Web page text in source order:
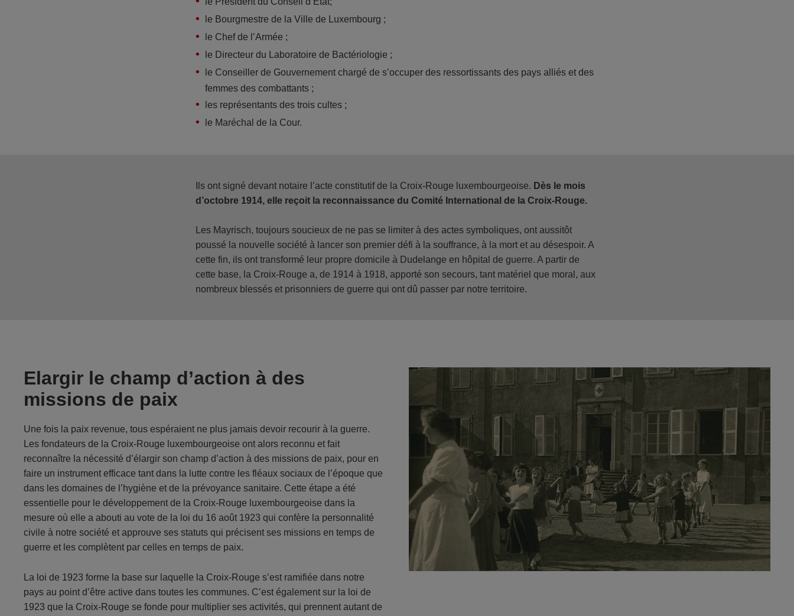
le Bourgmestre de la Ville de Luxembourg ;
le Chef de l’Armée ;
le Directeur du Laboratoire de Bactériologie ;
le Conseiller de Gouvernement chargé de s’occuper des ressortissants des pays alliés et des
femmes des combattants ;
les représentants des trois cultes ;
le Maréchal de la Cour.
Ils ont signé devant notaire l’acte constitutif de la Croix-Rouge luxembourgeoise. Dès le mois
d’octobre 1914, elle reçoit la reconnaissance du Comité International de la Croix-Rouge.
Les Mayrisch, toujours soucieux de ne pas se limiter à des actes symboliques, ont aussitôt
poussé la nouvelle société à lancer son premier défi à la souffrance, à la mort et au désespoir. A
cette fin, ils ont transformé leur propre domicile à Dudelange en hôpital de guerre. A partir de
cette base, la Croix-Rouge a, de 1914 à 1918, apporté son secours, tant matériel que moral, aux
nombreux blessés et prisonniers de guerre qui ont dû passer par notre territoire.
Elargir le champ d’action à des
missions de paix
Une fois la paix revenue, tous espéraient ne plus jamais devoir recourir à la guerre.
Les fondateurs de la Croix-Rouge luxembourgeoise ont alors reconnu et fait
reconnaître la nécessité d’élargir son champ d’action à des missions de paix, pour en
faire un instrument efficace tant dans la lutte contre les fléaux sociaux de l’époque que
dans les domaines de l’hygiène et de la prévoyance sanitaire. Cette étape a été
essentielle pour le développement de la Croix-Rouge luxembourgeoise dans la
mesure où elle a abouti au vote de la loi du 16 août 1923 qui confère la personnalité
civile à notre société et approuve ses statuts qui précisent ses missions en temps de
guerre et les complètent par celles en temps de paix.
La loi de 1923 forme la base sur laquelle la Croix-Rouge s’est ramifiée dans notre
pays au point d’être active dans toutes les communes. C’est également sur la loi de
1923 que la Croix-Rouge se fonde pour multiplier ses activités, qui prennent autant de